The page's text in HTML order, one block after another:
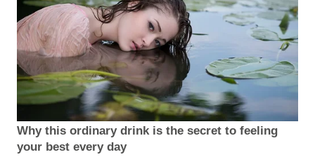
Why this ordinary drink is the secret to feeling
your best every day